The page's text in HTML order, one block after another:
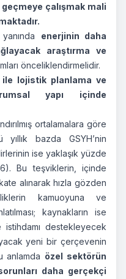
çalışmak mali
enerjinin daha
araştırma ve
önceliklendirmelidir.
lojistik planlama ve
yapı içinde
ortalamalara göre
yıllık bazda GSYH’nin
ise yaklaşık yüzde
Bu teşviklerin, içinde
alınarak hızla gözden
kamuoyuna ve
kaynakların ise
destekleyecek
yeni bir çerçevenin
anlamda özel sektörün
daha gerçekçi